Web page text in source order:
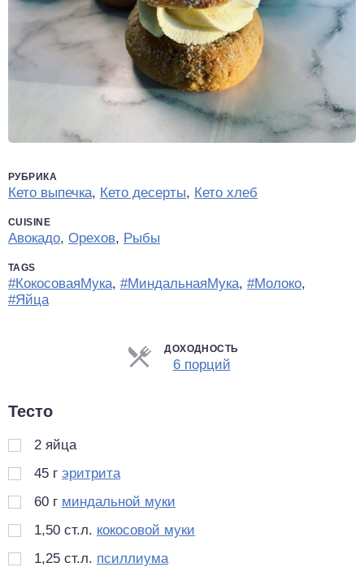
РУБРИКА
Кето выпечка, Кето десерты, Кето хлеб
CUISINE
Авокадо, Орехов, Рыбы
TAGS
#КокосоваяМука, #МиндальнаяМука, #Молоко,
#Яйца
ДОХОДНОСТЬ
6 порцийПорции
Тесто
2 яйца
45 г эритрита
60 г миндальной муки
1,50 ст.л. кокосовой муки
1,25 ст.л. псиллиума